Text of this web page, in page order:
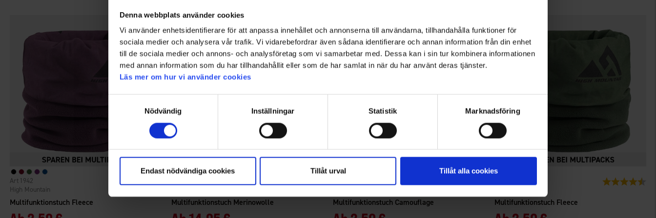
Denna webbplats använder cookies
Vi använder enhetsidentifierare för att anpassa innehållet och annonserna till användarna, tillhandahålla funktioner för
sociala medier och analysera vår trafik. Vi vidarebefordrar även sådana identifierare och annan information från din enhet
till de sociala medier och annons- och analysföretag som vi samarbetar med. Dessa kan i sin tur kombinera informationen
med annan information som du har tillhandahållit eller som de har samlat in när du har använt deras tjänster.
Läs mer om hur vi använder cookies
Nödvändig
Inställningar Statistik Marknadsföring
Endast nödvändiga cookies Tillåt urval Tillåt alla cookies
Multifunktionstuch Fleece
High Mountain
1942
Multifunktionstuch Merinowolle Multifunktionstuch Camouflage Multifunktionstuch Fleece
Bewertung: